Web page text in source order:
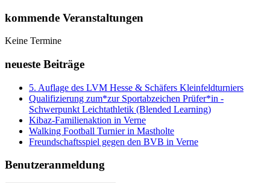
kommende Veranstaltungen
Keine Termine
neueste Beiträge
5. Auflage des LVM Hesse & Schäfers Kleinfeldturniers
Qualifizierung zum*zur Sportabzeichen Prüfer*in -
Schwerpunkt Leichtathletik (Blended Learning)
Kibaz-Familienaktion in Verne
Walking Football Turnier in Mastholte
Freundschaftsspiel gegen den BVB in Verne
Benutzeranmeldung